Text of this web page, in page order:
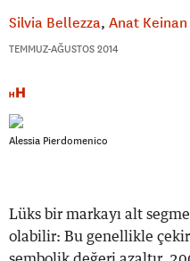
Silvia Bellezza Anat Keinan
TEMMUZ-AĞUSTOS 2014
Alessia Pierdomenico
Lüks bir markayı alt
olabilir: Bu genellikle